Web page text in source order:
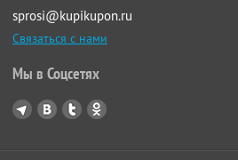
sprosi@kupikupon.ru
Связаться с нами
Мы в Соцсетях